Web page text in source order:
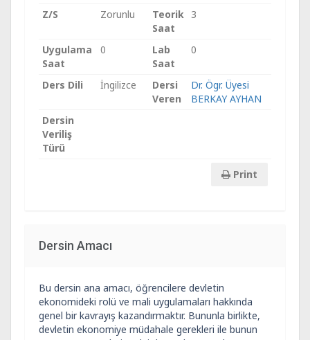
Z/S
Zorunlu
Teorik
Saat
3
Uygulama
Saat
0
Lab
Saat
0
Ders Dili İngilizce
Dersi
Veren
Dr. Ögr. Üyesi
BERKAY AYHAN
Dersin
Veriliş
Türü
Print
Dersin Amacı
Bu dersin ana amacı, öğrencilere devletin
ekonomideki rolü ve mali uygulamaları hakkında
genel bir kavrayış kazandırmaktır. Bununla birlikte,
devletin ekonomiye müdahale gerekleri ile bunun